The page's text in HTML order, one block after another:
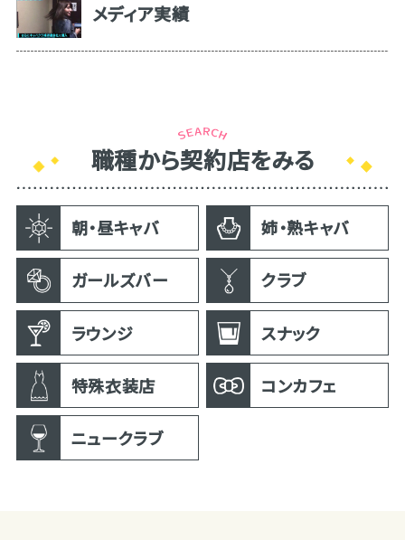
メディア実績
職種から契約店をみる
朝・昼キャバ 姉・熟キャバ
ガールズバー クラブ
ラウンジ スナック
特殊衣装店 コンカフェ
ニュークラブ